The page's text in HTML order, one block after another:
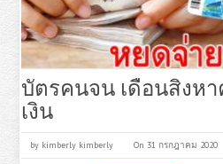
บัตรคนจน เดือนสิงห
เงิน
by kimberly kimberly On 31 กรกฎาคม 2020